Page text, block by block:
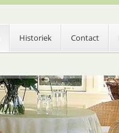
Historiek Contact